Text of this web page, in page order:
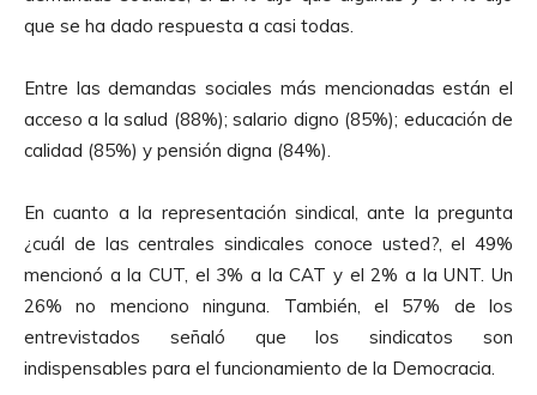
que se ha dado respuesta a casi todas.
Entre las demandas sociales más mencionadas están el
acceso a la salud (88%); salario digno (85%); educación de
calidad (85%) y pensión digna (84%).
En cuanto a la representación sindical, ante la pregunta
¿cuál de las centrales sindicales conoce usted?, el 49%
mencionó a la CUT, el 3% a la CAT y el 2% a la UNT. Un
26% no menciono ninguna. También, el 57% de los
entrevistados señaló que los sindicatos son
indispensables para el funcionamiento de la Democracia.